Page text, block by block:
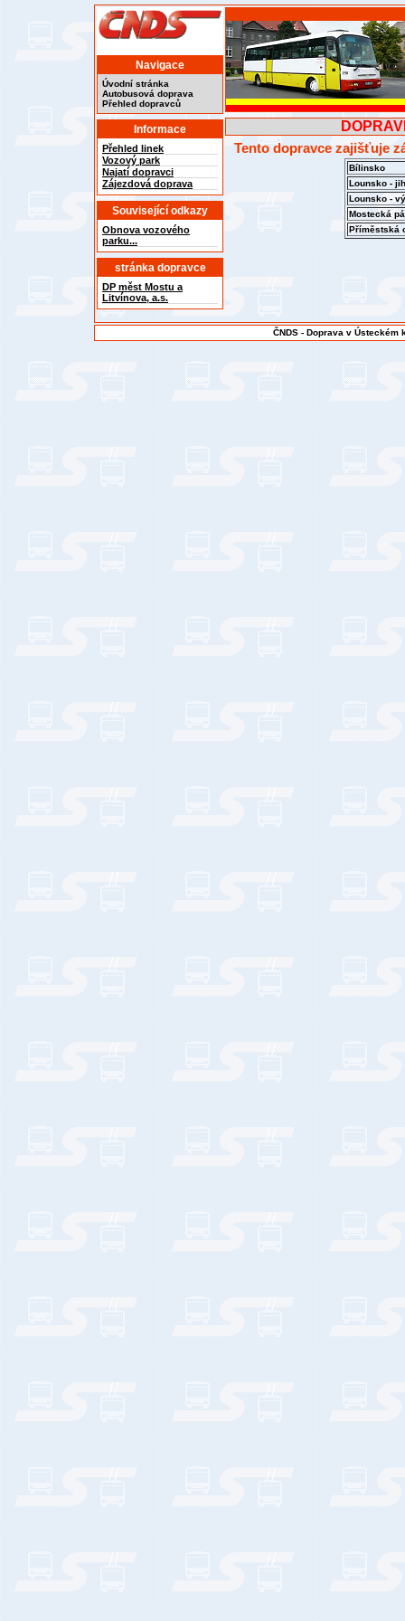
Navigace
Úvodní stránka
Autobusová doprava
Přehled dopravců
Informace
Přehled linek
Vozový park
Najatí dopravci
Zájezdová doprava
Související odkazy
Obnova vozového
parku...
stránka dopravce
DP měst Mostu a
Litvínova, a.s.
Tento dopravce zajišťuje
Bílinsko
Lounsko - jih
Lounsko -
Mostecká
Příměstská
ČNDS - Doprava v